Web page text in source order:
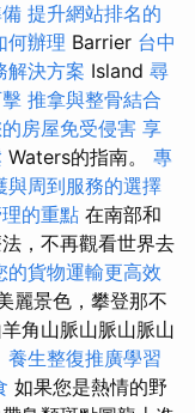
提升網站排名的
何辦理 Barrier 台中
解決方案 Island 尋
推拿與整骨結合
房屋免受侵害 享
Waters的指南。 專
與周到服務的選擇
的重點 在南部和
，不再觀看世界去
的貨物運輸更高效
麗景色，攀登那不
角山脈山脈山脈山
養生整復推廣學習
如果您是熱情的野